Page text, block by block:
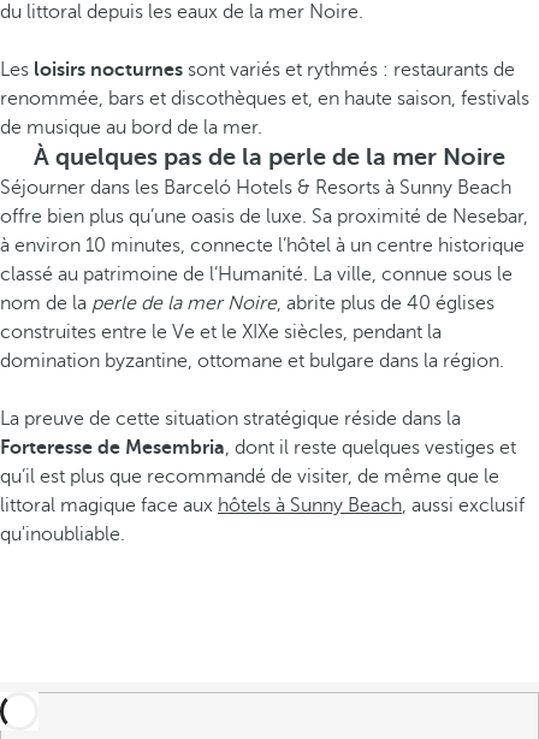
du littoral depuis les eaux de la mer Noire.
Les loisirs nocturnes sont variés et rythmés : restaurants de
renommée, bars et discothèques et, en haute saison, festivals
de musique au bord de la mer.
À quelques pas de la perle de la mer Noire
Séjourner dans les Barceló Hotels & Resorts à Sunny Beach
offre bien plus qu’une oasis de luxe. Sa proximité de Nesebar,
à environ 10 minutes, connecte l’hôtel à un centre historique
classé au patrimoine de l’Humanité. La ville, connue sous le
nom de la perle de la mer Noire, abrite plus de 40 églises
construites entre le Ve et le XIXe siècles, pendant la
domination byzantine, ottomane et bulgare dans la région.
La preuve de cette situation stratégique réside dans la
Forteresse de Mesembria, dont il reste quelques vestiges et
qu’il est plus que recommandé de visiter, de même que le
littoral magique face aux hôtels à Sunny Beach, aussi exclusif
qu'inoubliable.